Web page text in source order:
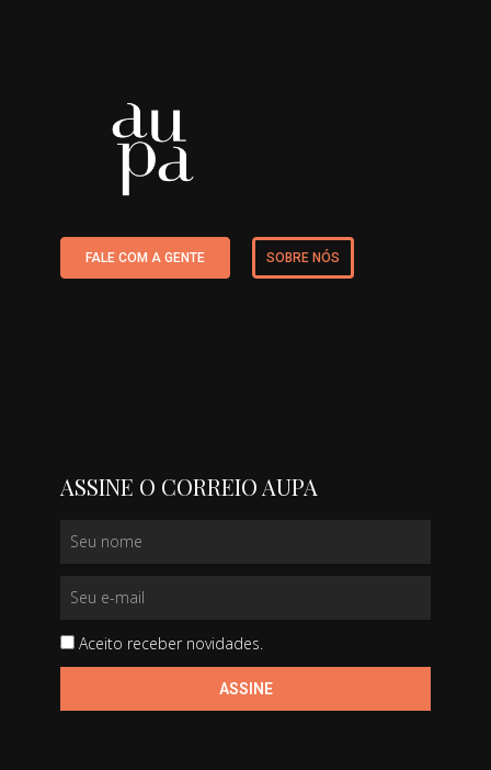
FALE COM A GENTE SOBRE NÓS
ASSINE O CORREIO AUPA
Aceito receber novidades.
ASSINE